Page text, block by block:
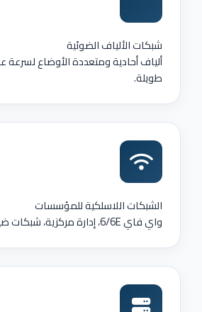
شبكات الألياف الضوئية
ألياف أحادية ومتعددة الأوضاع
طويلة.
الشبكات اللاسلكية للمؤسسات
واي فاي 6/6E، إدارة مركزية، شبكات ضيوف وعزل.